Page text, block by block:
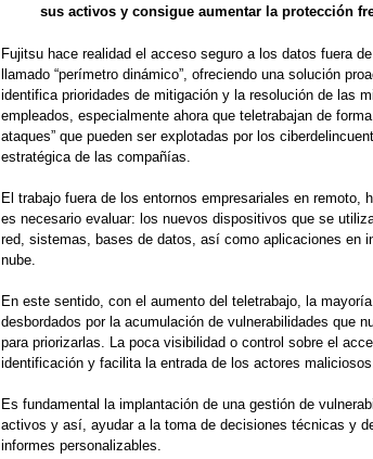
sus activos y consigue aumentar la protección
Fujitsu hace realidad el acceso seguro a los datos fuera
llamado “perímetro dinámico”, ofreciendo una solución
identifica prioridades de mitigación y la resolución de las
empleados, especialmente ahora que teletrabajan de
ataques” que pueden ser explotadas por los
estratégica de las compañías.
El trabajo fuera de los entornos empresariales en remoto,
es necesario evaluar: los nuevos dispositivos que se
red, sistemas, bases de datos, así como aplicaciones en
nube.
En este sentido, con el aumento del teletrabajo, la
desbordados por la acumulación de vulnerabilidades que
para priorizarlas. La poca visibilidad o control sobre el
identificación y facilita la entrada de los actores maliciosos.
Es fundamental la implantación de una gestión de
activos y así, ayudar a la toma de decisiones técnicas y
informes personalizables.